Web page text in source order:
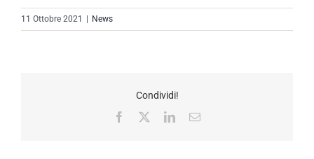
11 Ottobre 2021 News
Condividi!
Facebook
LinkedInEmail